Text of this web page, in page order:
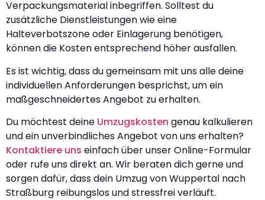
Verpackungsmaterial inbegriffen. Solltest du
zusätzliche Dienstleistungen wie eine
Halteverbotszone oder Einlagerung benötigen,
können die Kosten entsprechend höher ausfallen.
Es ist wichtig, dass du gemeinsam mit uns alle deine
individuellen Anforderungen besprichst, um ein
maßgeschneidertes Angebot zu erhalten.
Du möchtest deine Umzugskosten genau kalkulieren
und ein unverbindliches Angebot von uns erhalten?
Kontaktiere uns einfach über unser Online-Formular
oder rufe uns direkt an. Wir beraten dich gerne und
sorgen dafür, dass dein Umzug von Wuppertal nach
Straßburg reibungslos und stressfrei verläuft.